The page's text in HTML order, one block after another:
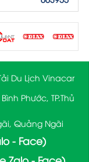
Du Lịch Vinacar
Phước, TP.Thủ
Quảng Ngãi
- Face)